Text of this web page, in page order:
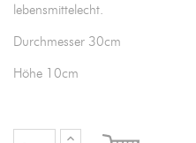
lebensmittelecht.
Durchmesser 30cm
Höhe 10cm